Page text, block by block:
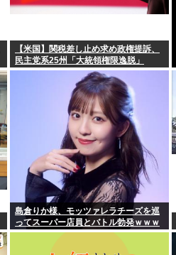
【米国】関税差し止め求め政権提訴、
民主党系25州「大統領権限逸脱」
島倉りか様、モッツァレラチーズを巡
ってスーパー店員とバトル勃発ｗｗｗ